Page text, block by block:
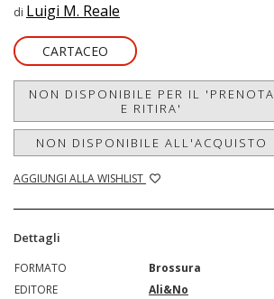
di Luigi M. Reale
CARTACEO
NON DISPONIBILE PER IL 'PRENOTA
E RITIRA'
NON DISPONIBILE ALL'ACQUISTO
AGGIUNGI ALLA WISHLIST
Dettagli
FORMATO
Brossura
EDITORE
Ali&No